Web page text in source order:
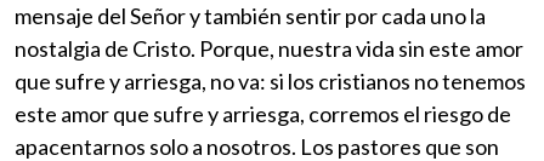
mensaje del Señor y también sentir por cada uno la
nostalgia de Cristo. Porque, nuestra vida sin este amor
que sufre y arriesga, no va: si los cristianos no tenemos
este amor que sufre y arriesga, corremos el riesgo de
apacentarnos solo a nosotros. Los pastores que son